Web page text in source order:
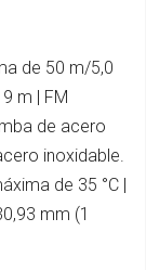
de 50 m/5,0
m | FM
de acero
inoxidable.
de 35 °C |
mm (1